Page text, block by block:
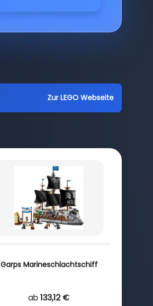
Zur LEGO Webseite
Garps Marineschlachtschiff
ab 133,12 €